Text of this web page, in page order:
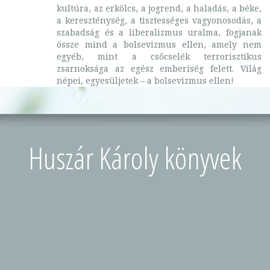
kultúra, az erkölcs, a jogrend, a haladás, a béke,
a kereszténység, a tisztességes vagyonosodás, a
szabadság és a liberalizmus uralma, fogjanak
össze mind a bolsevizmus ellen, amely nem
egyéb, mint a csőcselék terrorisztikus
zsarnoksága az egész emberiség felett. Világ
népei, egyesüljetek – a bolsevizmus ellen!
Huszár Károly könyvek